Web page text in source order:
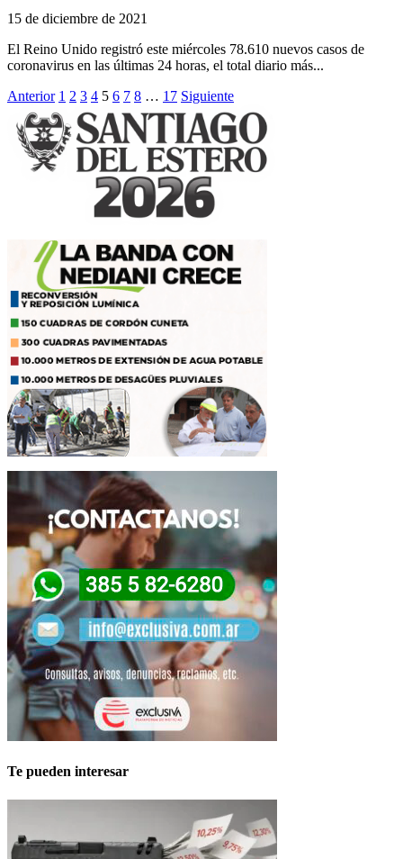
15 de diciembre de 2021
El Reino Unido registró este miércoles 78.610 nuevos casos de
coronavirus en las últimas 24 horas, el total diario más...
Paginación
de
entradas
Anterior 1 2 3 4 5 6 7 8 … 17 Siguiente
Te pueden interesar